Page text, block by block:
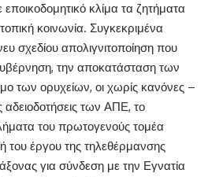
κλίμα τα ζητήματα
κοινωνία. Συγκεκριμένα
σχεδίου απολιγνιτοποίηση που
την αποκατάσταση των
των ορυχείων, οι χωρίς κανόνες –
αδειοδοτήσεις των ΑΠΕ, το
του πρωτογενούς τομέα
έργου της τηλεθέρμανσης
για σύνδεση με την Εγνατία